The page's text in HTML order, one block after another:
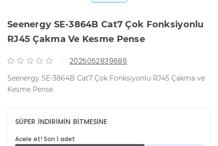
Seenergy SE-3864B Cat7 Çok Fonksiyonlu
RJ45 Çakma Ve Kesme Pense
2025052839686
Seenergy SE-3864B Cat7 Çok Fonksiyonlu RJ45 Çakma ve
Kesme Pense
SÜPER İNDİRİMİN BİTMESİNE
Acele et! Son 1 adet